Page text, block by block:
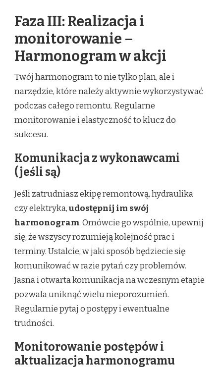
Faza III: Realizacja i
monitorowanie –
Harmonogram w akcji
Twój harmonogram to nie tylko plan, ale i
narzędzie, które należy aktywnie wykorzystywać
podczas całego remontu. Regularne
monitorowanie i elastyczność to klucz do
sukcesu.
Komunikacja z wykonawcami
(jeśli są)
Jeśli zatrudniasz ekipę remontową, hydraulika
czy elektryka,udostępnij im swój
harmonogram. Omówcie go wspólnie, upewnij
się, że wszyscy rozumieją kolejność prac i
terminy. Ustalcie, w jaki sposób będziecie się
komunikować w razie pytań czy problemów.
Jasna i otwarta komunikacja na wczesnym etapie
pozwala uniknąć wielu nieporozumień.
Regularnie pytaj o postępy i ewentualne
trudności.
Monitorowanie postępów i
aktualizacja harmonogramu